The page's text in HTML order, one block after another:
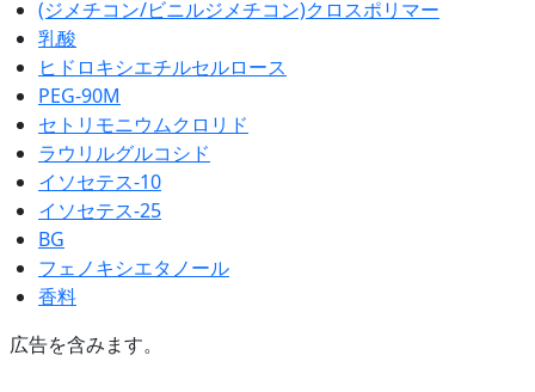
(ジメチコン/ビニルジメチコン)クロスポリマー
乳酸
ヒドロキシエチルセルロース
PEG-90M
セトリモニウムクロリド
ラウリルグルコシド
イソセテス-10
イソセテス-25
BG
フェノキシエタノール
香料
広告を含みます。